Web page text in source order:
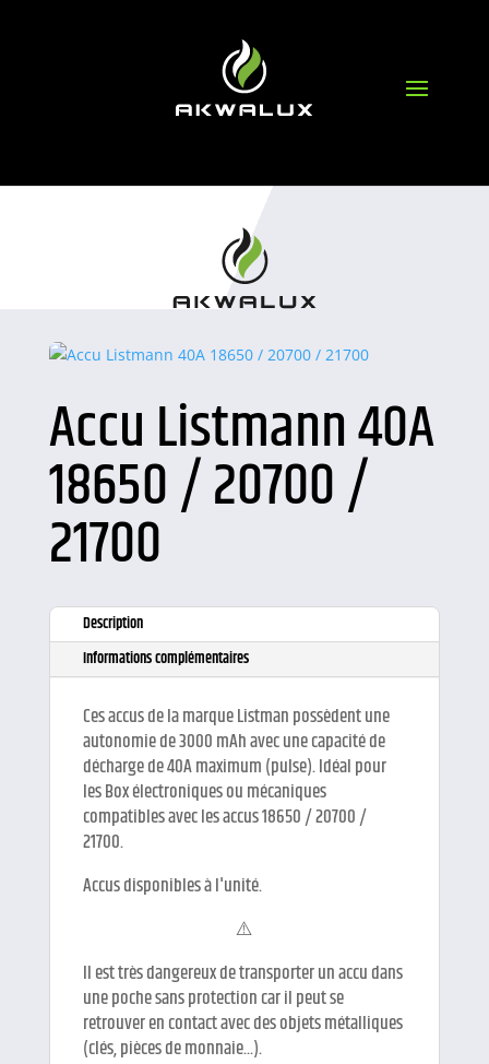
Accu Listmann 40A
18650 / 20700 /
21700
Description
Informations complémentaires
Ces accus de la marque Listman possèdent une
autonomie de 3000 mAh avec une capacité de
décharge de 40A maximum (pulse). Idéal pour
les Box électroniques ou mécaniques
compatibles avec les accus 18650 / 20700 /
21700.
Accus disponibles à l'unité.
⚠️
Il est très dangereux de transporter un accu dans
une poche sans protection car il peut se
retrouver en contact avec des objets métalliques
(clés, pièces de monnaie...).